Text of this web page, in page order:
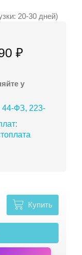
20-30 дней)
₽
у
44-ФЗ, 223-
Купить